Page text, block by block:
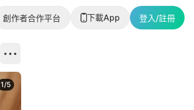
創作者合作平台 下載App 登入/註冊
1/5